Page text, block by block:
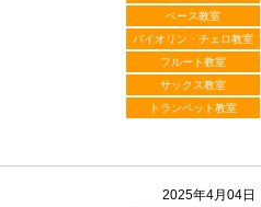
ベース教室
バイオリン・チェロ教室
フルート教室
サックス教室
トランペット教室
2025年4月04日